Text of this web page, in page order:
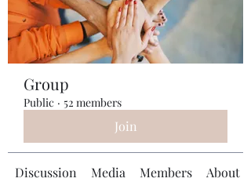
Group
Public · 52 members
Join
Discussion Media Members About